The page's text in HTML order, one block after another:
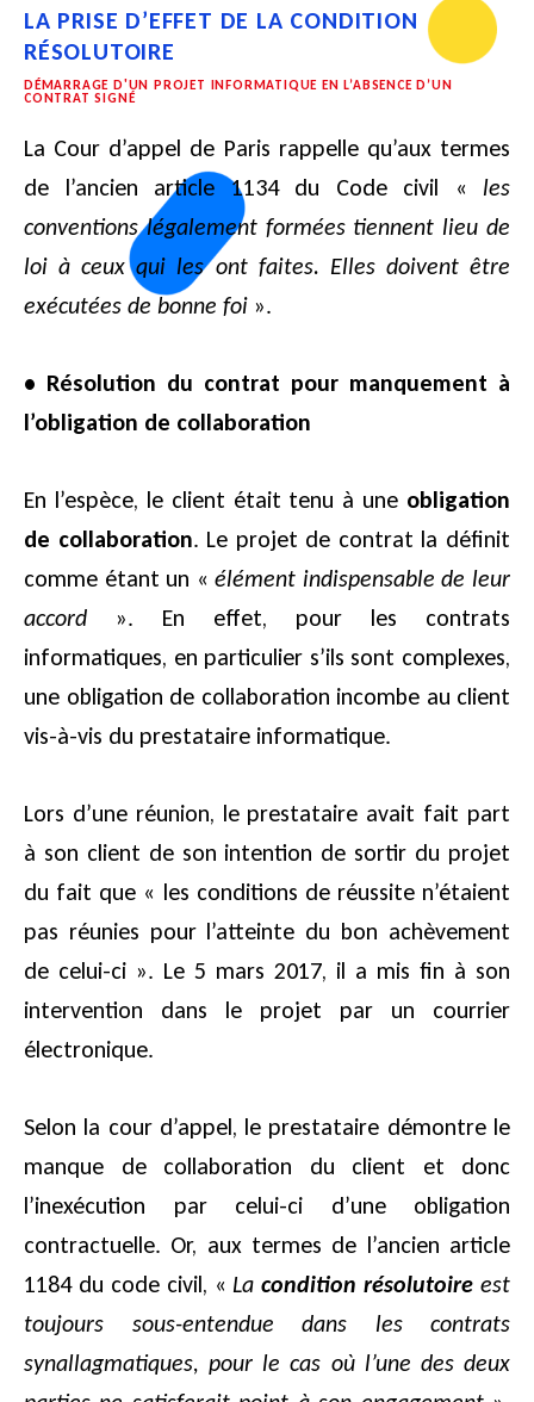
LA PRISE D’EFFET DE LA CONDITION
RÉSOLUTOIRE
DÉMARRAGE D'UN PROJET INFORMATIQUE EN L’ABSENCE D’UN
CONTRAT SIGNÉ
La Cour d’appel de Paris rappelle qu’aux termes
de l’ancien article 1134 du Code civil « les
conventions légalement formées tiennent lieu de
loi à ceux qui les ont faites. Elles doivent être
exécutées de bonne foi ».
• Résolution du contrat pour manquement à
l’obligation de collaboration
En l’espèce, le client était tenu à une obligation
de collaboration. Le projet de contrat la définit
comme étant un «élément indispensable de leur
accord ». En effet, pour les contrats
informatiques, en particulier s’ils sont complexes,
une obligation de collaboration incombe au client
vis-à-vis du prestataire informatique.
Lors d’une réunion, le prestataire avait fait part
à son client de son intention de sortir du projet
du fait que « les conditions de réussite n’étaient
pas réunies pour l’atteinte du bon achèvement
de celui-ci ». Le 5 mars 2017, il a mis fin à son
intervention dans le projet par un courrier
électronique.
Selon la cour d’appel, le prestataire démontre le
manque de collaboration du client et donc
l’inexécution par celui-ci d’une obligation
contractuelle. Or, aux termes de l’ancien article
1184 du code civil, « Lacondition résolutoire est
toujours sous-entendue dans les contrats
synallagmatiques, pour le cas où l’une des deux